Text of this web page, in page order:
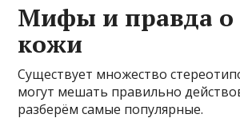
Мифы и правда о
кожи
Существует множество
могут мешать правильно
разберём самые популярные.